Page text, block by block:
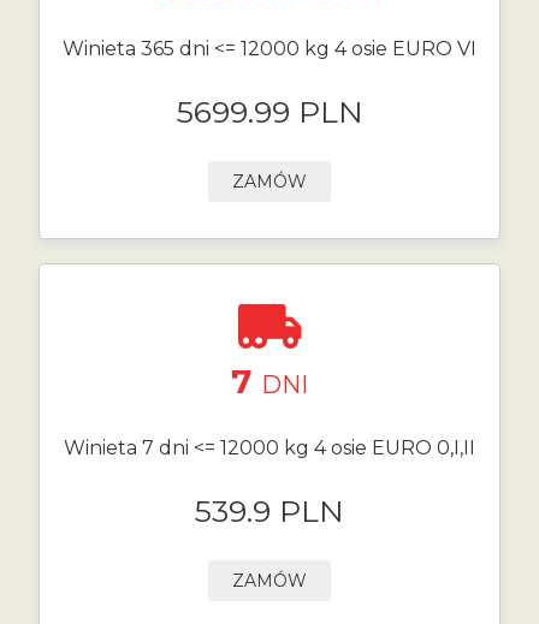
Winieta 365 dni <= 12000 kg 4 osie EURO VI
5699.99 PLN
ZAMÓW
7 DNI
Winieta 7 dni <= 12000 kg 4 osie EURO 0,I,II
539.9 PLN
ZAMÓW